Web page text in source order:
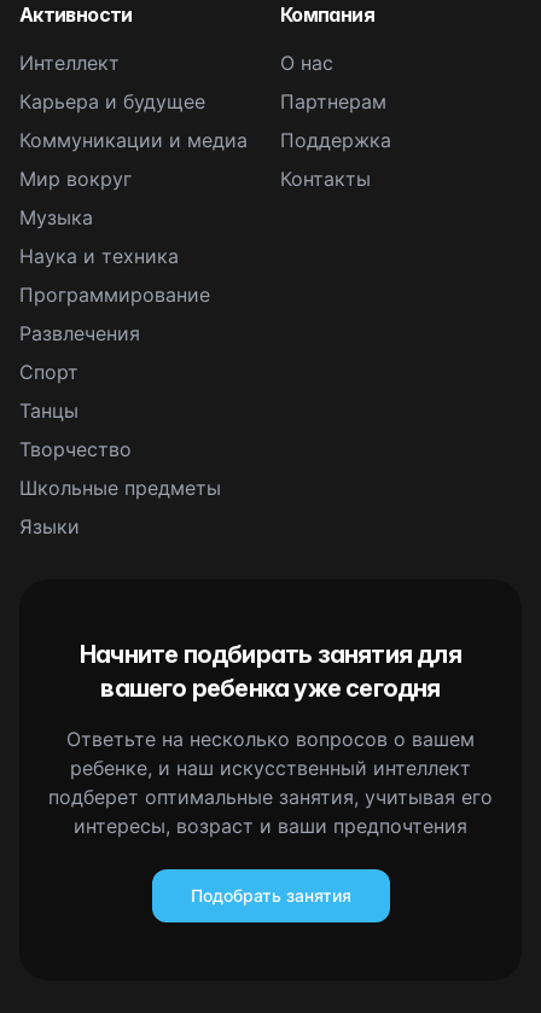
Активности
Интеллект
Карьера и будущее
Коммуникации и медиа
Мир вокруг
Музыка
Наука и техника
Программирование
Развлечения
Спорт
Танцы
Творчество
Школьные предметы
Языки
Компания
О нас
Партнерам
Поддержка
Контакты
Начните подбирать занятия для
вашего ребенка уже сегодня
Ответьте на несколько вопросов о вашем
ребенке, и наш искусственный интеллект
подберет оптимальные занятия, учитывая его
интересы, возраст и ваши предпочтения
Подобрать занятия